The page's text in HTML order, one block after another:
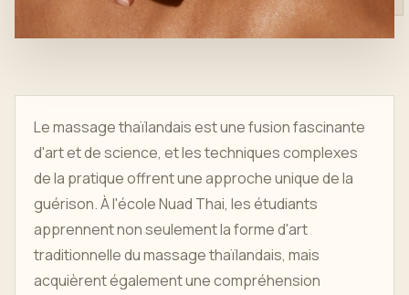
Le massage thaïlandais est une fusion fascinante
d'art et de science, et les techniques complexes
de la pratique offrent une approche unique de la
guérison. À l'école Nuad Thai, les étudiants
apprennent non seulement la forme d'art
traditionnelle du massage thaïlandais, mais
acquièrent également une compréhension